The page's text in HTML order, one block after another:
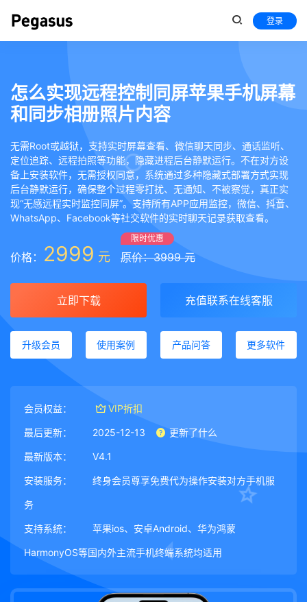
登录
怎么实现远程控制同屏苹果手机屏幕
和同步相册照片内容
无需Root或越狱，支持实时屏幕查看、微信聊天同步、通话监听、
定位追踪、远程拍照等功能，隐藏进程后台静默运行。不在对方设
备上安装软件，无需授权同意，系统通过多种隐藏式部署方式实现
后台静默运行，确保整个过程零打扰、无通知、不被察觉，真正实
现“无感远程实时监控同屏”。支持所有APP应用监控，微信、抖音、
WhatsApp、Facebook等社交软件的实时聊天记录获取查看。
价格： 2999 元
限时优惠
原价：3999 元
立即下载 充值联系在线客服
升级会员 使用案例 产品问答 更多软件
会员权益： VIP折扣
最后更新： 2025-12-13 更新了什么
最新版本： V4.1
安装服务： 终身会员尊享免费代为操作安装对方手机服
务
支持系统： 苹果ios、安卓Android、华为鸿蒙
HarmonyOS等国内外主流手机终端系统均适用